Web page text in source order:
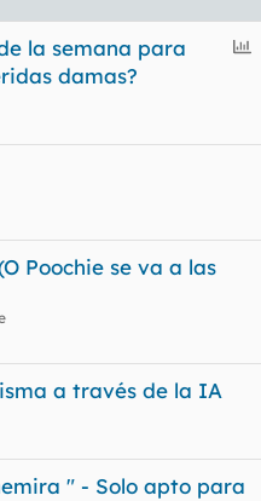
e
la semana para
damas?
Poochie se va a las
a través de la IA
" - Solo apto para